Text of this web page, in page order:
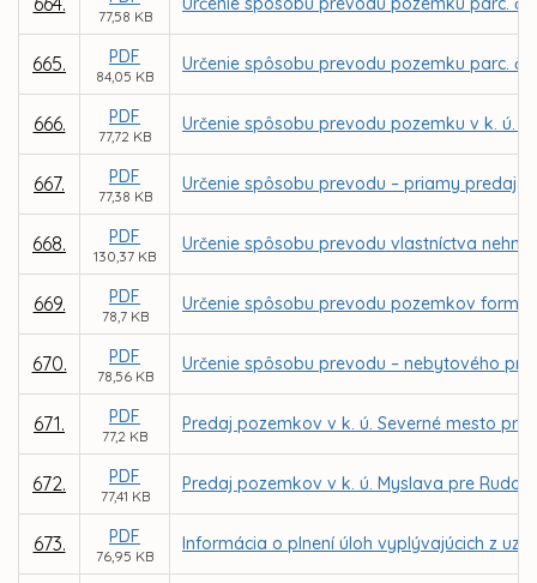
77,58 KB
665. PDF
84,05 KB
Určenie spôsobu prevodu pozemku parc.
666. PDF
77,72 KB
Určenie spôsobu prevodu pozemku v k. ú.
667. PDF
77,38 KB
Určenie spôsobu prevodu – priamy predaj
668. PDF
130,37 KB
Určenie spôsobu prevodu vlastníctva
669. PDF
78,7 KB
Určenie spôsobu prevodu pozemkov
670. PDF
78,56 KB
Určenie spôsobu prevodu – nebytového
671. PDF
77,2 KB
Predaj pozemkov v k. ú. Severné mesto pre
672. PDF
77,41 KB
Predaj pozemkov v k. ú. Myslava pre
673. PDF
76,95 KB
Informácia o plnení úloh vyplývajúcich z